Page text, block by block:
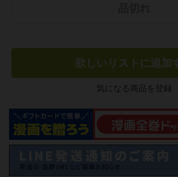
欲しいリストに追加
気になる商品を登録